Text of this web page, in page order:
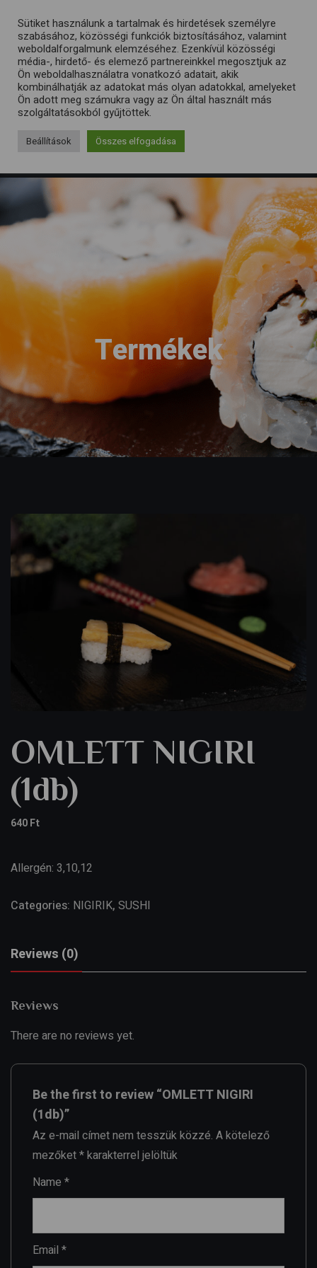
Termékek
OMLETT NIGIRI
(1db)
640Ft
Allergén: 3,10,12
Categories: NIGIRIK, SUSHI
Reviews (0)
Reviews
There are no reviews yet.
Be the first to review “OMLETT NIGIRI
(1db)”
Az e-mail címet nem tesszük közzé. A kötelező
mezőket*karakterrel jelöltük
Name *
Email *
Sütiket használunk a tartalmak és hirdetések személyre
szabásához, közösségi funkciók biztosításához, valamint
weboldalforgalmunk elemzéséhez. Ezenkívül közösségi
média-, hirdető- és elemező partnereinkkel megosztjuk az
Ön weboldalhasználatra vonatkozó adatait, akik
kombinálhatják az adatokat más olyan adatokkal, amelyeket
Ön adott meg számukra vagy az Ön által használt más
szolgáltatásokból gyűjtöttek.
Beállítások Összes elfogadása